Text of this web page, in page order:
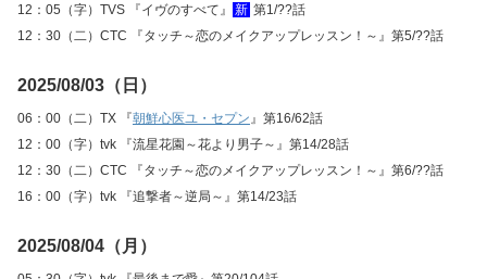
12：05（字）TVS 『イヴのすべて』
新 第1/??話
12：30（二）CTC 『タッチ～恋のメイクアップレッスン！～』第5/??話
2025/08/03（日）
06：00（二）TX 『朝鮮心医ユ・セプン』第16/62話
12：00（字）tvk 『流星花園～花より男子～』第14/28話
12：30（二）CTC 『タッチ～恋のメイクアップレッスン！～』第6/??話
16：00（字）tvk 『追撃者～逆局～』第14/23話
2025/08/04（月）